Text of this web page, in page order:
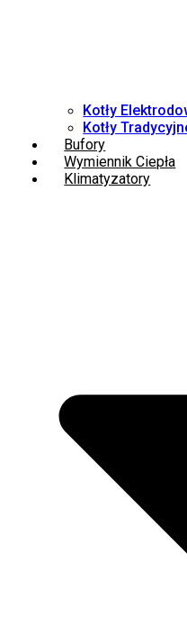
Kotły
Kotły
Bufory
Wymiennik Ciepła
Klimatyzatory